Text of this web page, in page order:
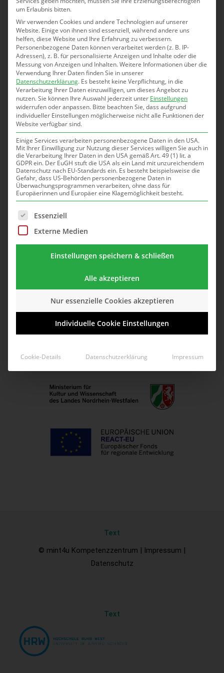
Funktionalitäten der Roboter erforschen und eigene
sie, wie Virtual Reality-Anwendungen die Interaktion mit
Robotern verändern. Die Teilnahme am Workshop bietet
eine spannende Gelegenheit, die Rolle von Kreativität und
Ingenieurkunst bei der Gestaltung zukunftsweisender
Technologien zu reflektieren.
Fachrichtung: Informatik, Psychologie •Dauer: 4 h
•Alter:ab 7. Klasse •Anzahl SuS:15
Unterstützt und
gefördert von:
Text
© mint4u Kompetenzzentrum | Impressum |
Datenschutz
Text
um Erlaubnis bitten.
Wir verwenden Cookies und andere Technologien auf unserer
Website. Einige von ihnen sind essenziell, während andere uns
helfen, diese Website und Ihre Erfahrung zu verbessern.
Personenbezogene Daten können verarbeitet werden (z. B. IP-
Adressen), z. B. für personalisierte Anzeigen und Inhalte oder die
Messung von Anzeigen und Inhalten.Weitere Informationen über die
Verwendung Ihrer Daten finden Sie in unserer
Datenschutzerklärung. Es besteht keine Verpflichtung, in die
Verarbeitung Ihrer Daten einzuwilligen, um dieses Angebot zu
nutzen.Sie können Ihre Auswahl jederzeit unter Einstellungen
widerrufen oder anpassen. Bitte beachten Sie, dass aufgrund
individueller Einstellungen möglicherweise nicht alle Funktionen der
Website verfügbar sind.
Einige Services verarbeiten personenbezogene Daten in den USA.
Mit Ihrer Einwilligung zur Nutzung dieser Services willigen Sie auch in
die Verarbeitung Ihrer Daten in den USA gemäß Art. 49 (1) lit. a
GDPR ein. Der EuGH stuft die USA als ein Land mit unzureichendem
Datenschutz nach EU-Standards ein. Es besteht beispielsweise die
Gefahr, dass US-Behörden personenbezogene Daten in
Überwachungsprogrammen verarbeiten, ohne dass für
Europäerinnen und Europäer eine Klagemöglichkeit besteht.
Es folgt eine Liste der Service-Gruppen, für die eine
Essenziell
Externe Medien
Einstellungen speichern & schließen
Alle akzeptieren
Nur essenzielle Cookies akzeptieren
Individuelle Cookie Einstellungen
Cookie-Details Datenschutzerklärung Impressum